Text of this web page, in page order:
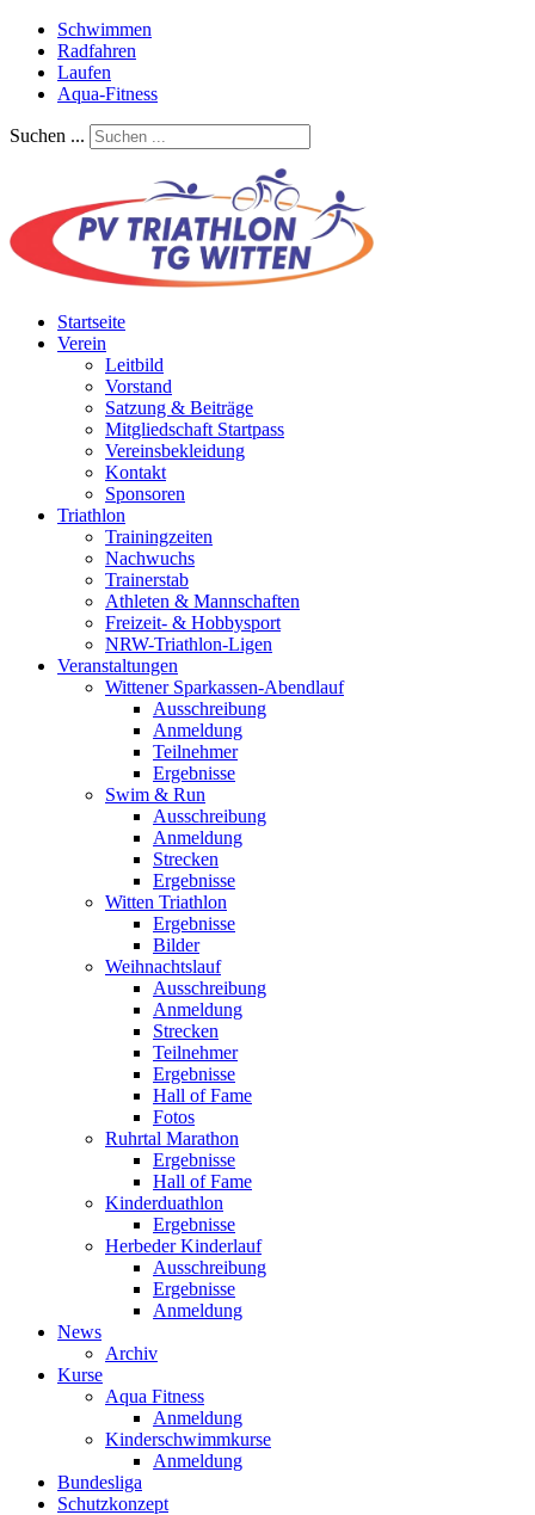
Schwimmen
Radfahren
Laufen
Aqua-Fitness
Suchen ...
Startseite
Verein
Leitbild
Vorstand
Satzung & Beiträge
Mitgliedschaft Startpass
Vereinsbekleidung
Kontakt
Sponsoren
Triathlon
Trainingzeiten
Nachwuchs
Trainerstab
Athleten & Mannschaften
Freizeit- & Hobbysport
NRW-Triathlon-Ligen
Veranstaltungen
Wittener Sparkassen-Abendlauf
Ausschreibung
Anmeldung
Teilnehmer
Ergebnisse
Swim & Run
Ausschreibung
Anmeldung
Strecken
Ergebnisse
Witten Triathlon
Ergebnisse
Bilder
Weihnachtslauf
Ausschreibung
Anmeldung
Strecken
Teilnehmer
Ergebnisse
Hall of Fame
Fotos
Ruhrtal Marathon
Ergebnisse
Hall of Fame
Kinderduathlon
Ergebnisse
Herbeder Kinderlauf
Ausschreibung
Ergebnisse
Anmeldung
News
Archiv
Kurse
Aqua Fitness
Anmeldung
Kinderschwimmkurse
Anmeldung
Bundesliga
Schutzkonzept